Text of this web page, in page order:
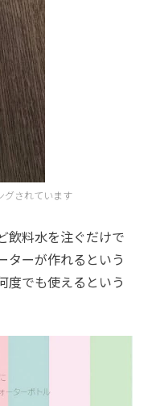
グされています
飲料水を注ぐだけで
ターが作れるという
度でも使えるという